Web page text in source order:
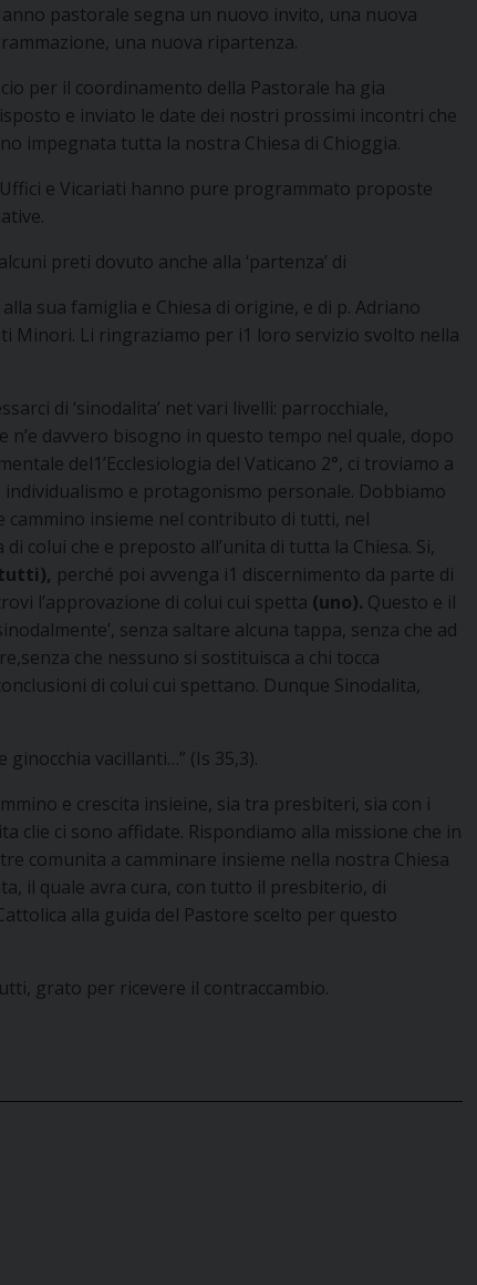
pastorale segna un nuovo invito, una nuova
una nuova ripartenza.
per il coordinamento della Pastorale ha gia
e inviato le date dei nostri prossimi incontri che
impegnata tutta la nostra Chiesa di Chioggia.
e Vicariati hanno pure programmato proposte
preti dovuto anche alla ‘partenza’ di
sua famiglia e Chiesa di origine, e di p. Adriano
Minori. Li ringraziamo per i1 loro servizio svolto nella
di ‘sinodalita’ net vari livelli: parrocchiale,
n’e davvero bisogno in questo tempo nel quale, dopo
del1’Ecclesiologia del Vaticano 2°, ci troviamo a
e protagonismo personale. Dobbiamo
cammino insieme nel contributo di tutti, nel
colui che e preposto all’unita di tutta la Chiesa. Si,
perché poi avvenga i1 discernimento da parte di
l’approvazione di colui cui spetta (uno). Questo e il
senza saltare alcuna tappa, senza che ad
che nessuno si sostituisca a chi tocca
di colui cui spettano. Dunque Sinodalita,
vacillanti…” (Is 35,3).
e crescita insieine, sia tra presbiteri, sia con i
ci sono affidate. Rispondiamo alla missione che in
comunita a camminare insieme nella nostra Chiesa
il quale avra cura, con tutto il presbiterio, di
alla guida del Pastore scelto per questo
grato per ricevere il contraccambio.